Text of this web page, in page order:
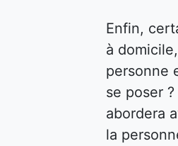
Enfin,
à
personne
se poser
abordera
la